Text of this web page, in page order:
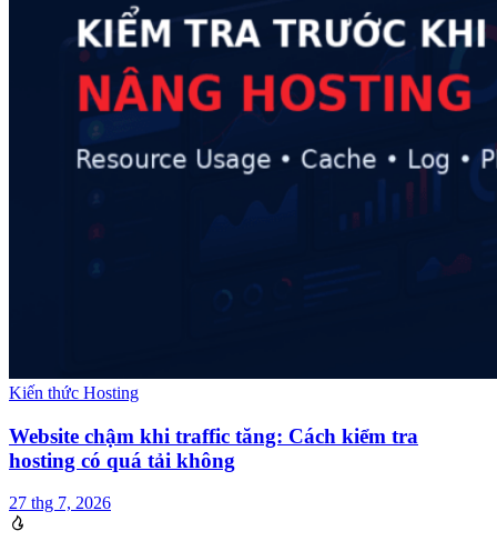
Kiến thức Hosting
Website chậm khi traffic tăng: Cách kiểm tra
hosting có quá tải không
27 thg 7, 2026